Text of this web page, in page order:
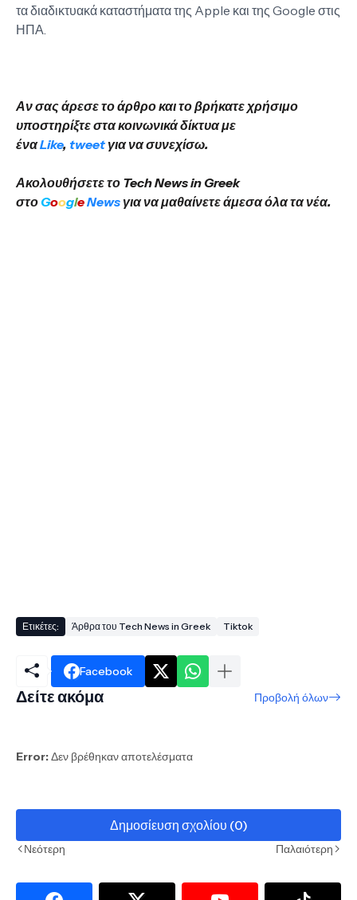
τα διαδικτυακά καταστήματα της Apple και της Google στις
ΗΠΑ.
Αν σας άρεσε το άρθρο και το βρήκατε χρήσιμο
υποστηρίξτε στα κοινωνικά δίκτυα με
έναLike, tweet για να συνεχίσω.
Ακολουθήσετε το Tech News in Greek
στο GoogleNews για να μαθαίνετε άμεσα όλα τα νέα.
Ετικέτες: Άρθρα του Tech News in Greek Tiktok
Facebook
Δείτε ακόμα Προβολή όλων
Error:Δεν βρέθηκαν αποτελέσματα
Δημοσίευση σχολίου (0)
Νεότερη Παλαιότερη